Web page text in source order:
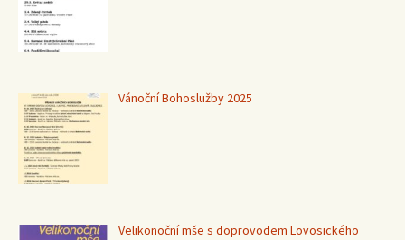
Vánoční Bohoslužby 2025
Velikonoční mše s doprovodem Lovosického